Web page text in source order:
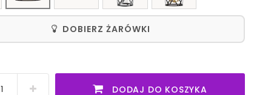
DOBIERZ ŻARÓWKI
DODAJ DO KOSZYKA